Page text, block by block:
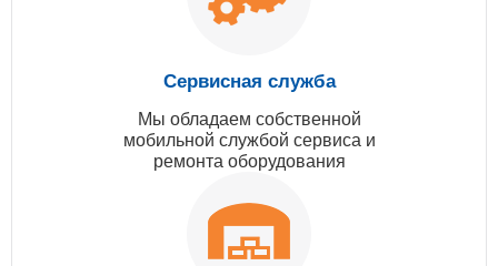
Сервисная служба
Мы обладаем собственной
мобильной службой сервиса и
ремонта оборудования